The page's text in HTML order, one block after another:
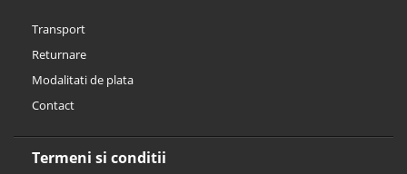
Transport
Returnare
Modalitati de plata
Contact
Termeni si conditii